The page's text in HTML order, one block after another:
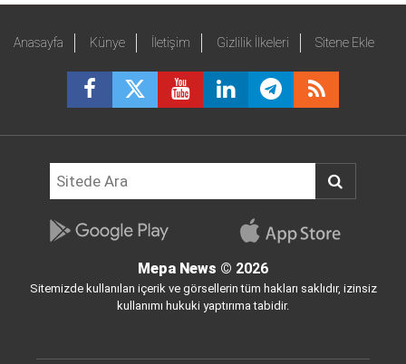
Anasayfa Künye İletişim Gizlilik İlkeleri Sitene Ekle
Mepa News © 2026
Sitemizde kullanılan içerik ve görsellerin tüm hakları saklıdır, izinsiz
kullanımı hukuki yaptırıma tabidir.